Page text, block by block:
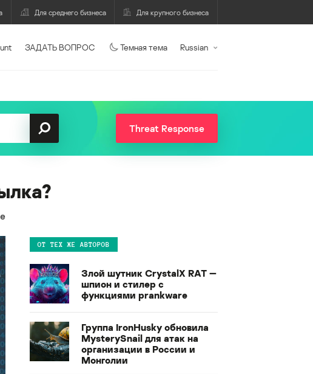
Для среднего бизнеса Для крупного бизнеса
ЗАДАТЬ ВОПРОС Темная тема Russian
Threat Response
ОТ ТЕХ ЖЕ АВТОРОВ
Злой шутник CrystalX RAT —
шпион и стилер с
функциями prankware
Группа IronHusky обновила
MysterySnail для атак на
организации в России и
Монголии